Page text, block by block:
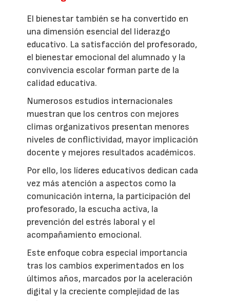
El bienestar también se ha convertido en
una dimensión esencial del liderazgo
educativo. La satisfacción del profesorado,
el bienestar emocional del alumnado y la
convivencia escolar forman parte de la
calidad educativa.
Numerosos estudios internacionales
muestran que los centros con mejores
climas organizativos presentan menores
niveles de conflictividad, mayor implicación
docente y mejores resultados académicos.
Por ello, los líderes educativos dedican cada
vez más atención a aspectos como la
comunicación interna, la participación del
profesorado, la escucha activa, la
prevención del estrés laboral y el
acompañamiento emocional.
Este enfoque cobra especial importancia
tras los cambios experimentados en los
últimos años, marcados por la aceleración
digital y la creciente complejidad de las